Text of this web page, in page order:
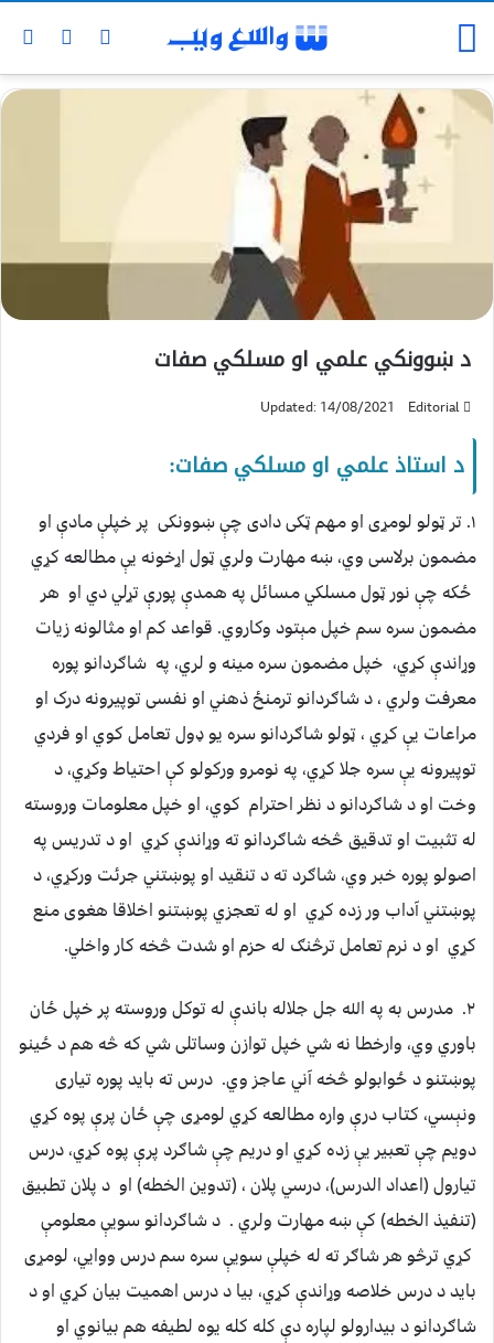
د ښوونکي علمي او مسلکي صفات
Editorial
Updated: 14/08/2021
د استاذ علمي او مسلکي صفات:
۱. تر ټولو لومړی او مهم ټکی دادی چې ښوونکی پر خپلې مادې او
مضمون برلاسی وي، ښه مهارت ولري ټول اړخونه يې مطالعه کړي
ځکه چې نور ټول مسلکي مسائل په همدې پورې تړلي دي او هر
مضمون سره سم خپل مېتود وکاروي. قواعد کم او مثالونه زيات
وړاندې کړي، خپل مضمون سره مينه و لري، په شاګردانو پوره
معرفت ولري ، د شاګردانو ترمنځ ذهني او نفسی توپيرونه درک او
مراعات يې کړي ، ټولو شاګردانو سره يو ډول تعامل کوي او فردي
توپيرونه يې سره جلا کړي، په نومرو ورکولو کې احتياط وکړي، د
وخت او د شاګردانو د نظر احترام کوي، او خپل معلومات وروسته
له تثبيت او تدقيق څخه شاګردانو ته وړاندې کړي او د تدريس په
اصولو پوره خبر وي، شاګرد ته د تنقيد او پوښتني جرئت ورکړي، د
پوښتني آداب ور زده کړي او له تعجزي پوښتنو اخلاقا هغوی منع
کړي او د نرم تعامل ترڅنګ له حزم او شدت څخه کار واخلي.
۲. مدرس به په الله جل جلاله باندې له توکل وروسته پر خپل ځان
باوري وي، وارخطا نه شي خپل توازن وساتلی شي که څه هم د ځينو
پوښتنو د ځوابولو څخه آني عاجز وي. درس ته بايد پوره تياری
ونېسي، کتاب درې واره مطالعه کړي لومړی چې ځان پرې پوه کړي
دويم چې تعبير يې زده کړي او دريم چې شاګرد پرې پوه کړي، درس
تيارول (اعداد الدرس)، درسي پلان ، (تدوين الخطه) او د پلان تطبيق
(تنفيذ الخطه) کې ښه مهارت ولري . د شاګردانو سويې معلومې
کړي ترڅو هر شاګر ته له خپلې سويې سره سم درس ووايي، لومړی
بايد د درس خلاصه وړاندې کړي، بيا د درس اهميت بيان کړي او د
شاګردانو د بيدارولو لپاره دې کله کله يوه لطيفه هم بيانوي او